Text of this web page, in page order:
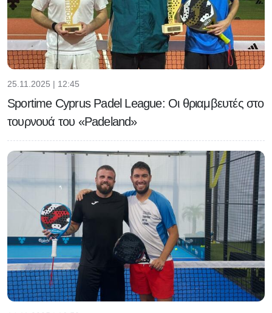
25.11.2025 | 12:45
Sportime Cyprus Padel League: Οι θριαμβευτές στο
τουρνουά του «Padeland»